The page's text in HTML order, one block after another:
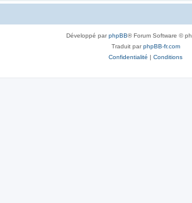
Développé parphpBB® Forum Software ©
Traduit parphpBB-fr.com
Confidentialité | Conditions